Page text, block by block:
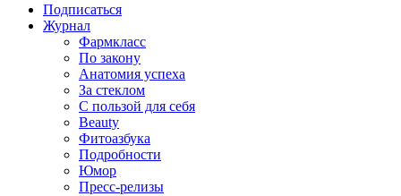
Подписаться
Журнал
Фармкласс
По закону
Анатомия успеха
За стеклом
С пользой для себя
Beauty
Фитоазбука
Подробности
Юмор
Пресс-релизы